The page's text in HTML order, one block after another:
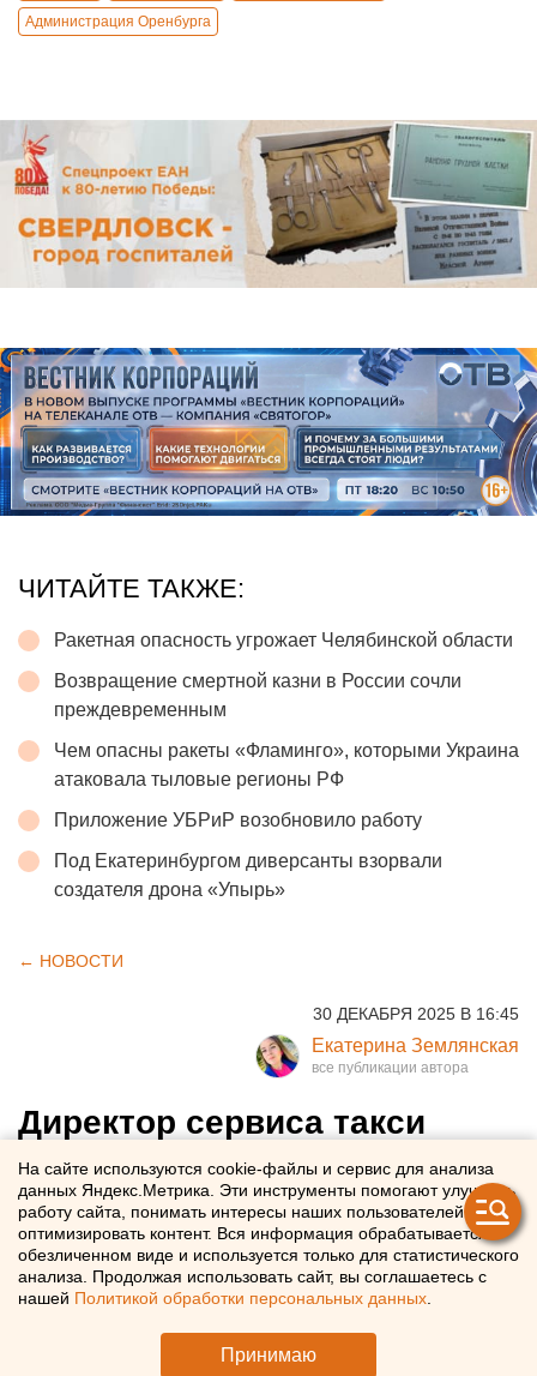
Администрация Оренбурга
ЧИТАЙТЕ ТАКЖЕ:
Ракетная опасность угрожает Челябинской области
Возвращение смертной казни в России сочли
преждевременным
Чем опасны ракеты «Фламинго», которыми Украина
атаковала тыловые регионы РФ
Приложение УБРиР возобновило работу
Под Екатеринбургом диверсанты взорвали
создателя дрона «Упырь»
← НОВОСТИ
30 ДЕКАБРЯ 2025 В 16:45
Екатерина Землянская
Директор сервиса такси
поздравил ЕАН с Новым
годом
Максим Шушарин поздравил агентство ЕАН с Новым
годом
На сайте используются cookie-файлы и сервис для анализа
данных Яндекс.Метрика. Эти инструменты помогают улучшать
работу сайта, понимать интересы наших пользователей и
оптимизировать контент. Вся информация обрабатывается в
обезличенном виде и используется только для статистического
анализа. Продолжая использовать сайт, вы соглашаетесь с
нашей Политикой обработки персональных данных
Принимаю